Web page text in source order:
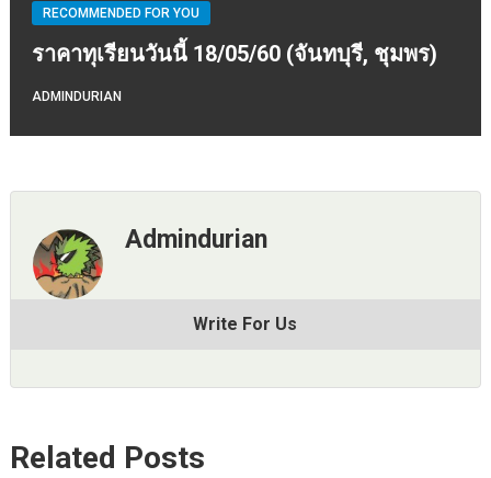
RECOMMENDED FOR YOU
ราคาทุเรียนวันนี้ 18/05/60 (จันทบุรี, ชุมพร)
ADMINDURIAN
Admindurian
Write For Us
Related Posts